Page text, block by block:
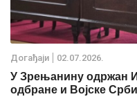
Дoгађаjи 02.07.2026.
У Зрењанину одржан
одбране и Војске